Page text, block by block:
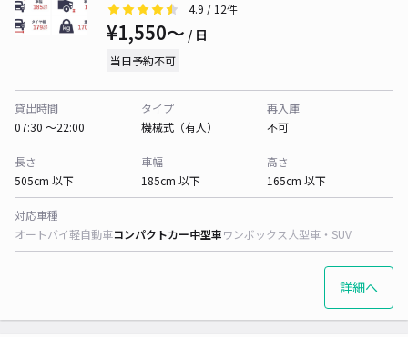
4.9 / 12件
¥1,550〜 / 日
当日予約不可
貸出時間
07:30 〜22:00
タイプ
機械式（有人）
再入庫
不可
長さ
505cm 以下
車幅
185cm 以下
高さ
165cm 以下
対応車種
オートバイ軽自動車コンパクトカー中型車ワンボックス大型車・SUV
詳細へ